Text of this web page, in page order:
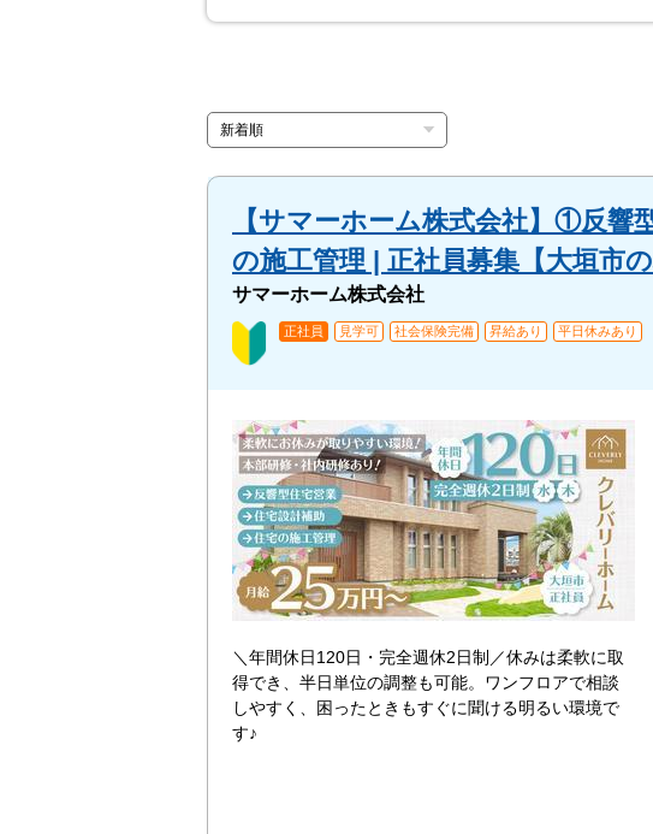
【サマーホーム株式会社】①反
の施工管理 | 正社員募集【大垣市の
サマーホーム株式会社
正社員 見学可 社会保険完備 昇給あり 平日休みあり
＼年間休日120日・完全週休2日制／休みは柔軟に取
得でき、半日単位の調整も可能。ワンフロアで相談
しやすく、困ったときもすぐに聞ける明るい環境で
す♪